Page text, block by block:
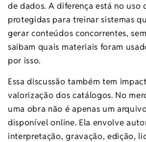
de dados. A diferença está no uso
protegidas para treinar sistemas
gerar conteúdos concorrentes,
saibam quais materiais foram
por isso.
Essa discussão também tem
valorização dos catálogos. No
uma obra não é apenas um
disponível online. Ela envolve
interpretação, gravação, edição,